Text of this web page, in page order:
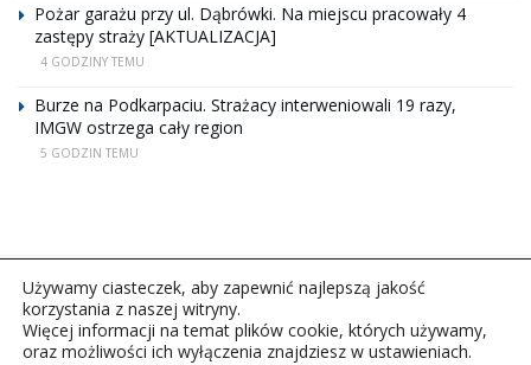
Pożar garażu przy ul. Dąbrówki. Na miejscu pracowały 4
zastępy straży [AKTUALIZACJA]
4 GODZINY TEMU
Burze na Podkarpaciu. Strażacy interweniowali 19 razy,
IMGW ostrzega cały region
5 GODZIN TEMU
Używamy ciasteczek, aby zapewnić najlepszą jakość
korzystania z naszej witryny.
Więcej informacji na temat plików cookie, których używamy,
oraz możliwości ich wyłączenia znajdziesz w ustawieniach.